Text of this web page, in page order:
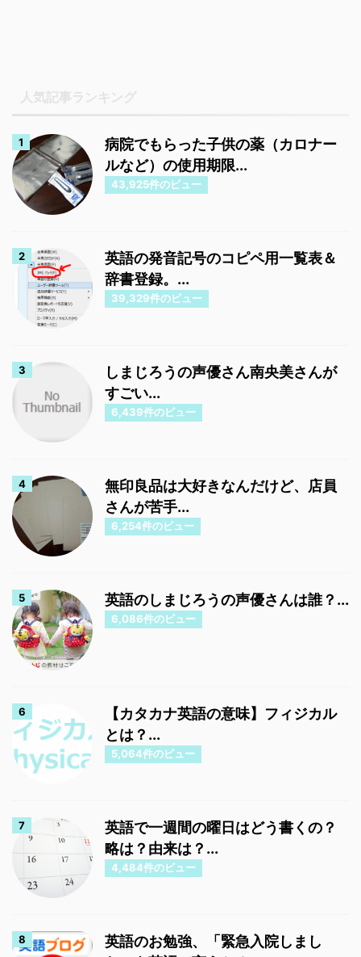
病院でもらった子供の薬（カロナー
ルなど）の使用期限...
43,925件のビュー
英語の発音記号のコピペ用一覧表＆
辞書登録。...
39,329件のビュー
しまじろうの声優さん南央美さんが
すごい...
6,439件のビュー
無印良品は大好きなんだけど、店員
さんが苦手...
6,254件のビュー
英語のしまじろうの声優さんは誰？...
6,086件のビュー
【カタカナ英語の意味】フィジカル
とは？...
5,064件のビュー
英語で一週間の曜日はどう書くの？
略は？由来は？...
4,484件のビュー
英語のお勉強、「緊急入院しまし